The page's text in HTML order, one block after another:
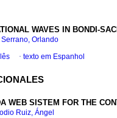
WAVES IN BONDI-
Serrano, Orlando
· texto em Espanhol
WEB SISTEM FOR THE
Ruiz, Ángel